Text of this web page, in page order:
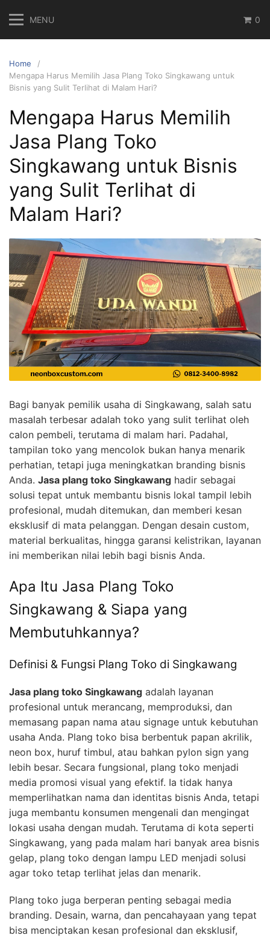
content
MENU 0
Home
Mengapa Harus Memilih Jasa Plang Toko Singkawang untuk
Bisnis yang Sulit Terlihat di Malam Hari?
Mengapa Harus Memilih
Jasa Plang Toko
Singkawang untuk Bisnis
yang Sulit Terlihat di
Malam Hari?
Bagi banyak pemilik usaha di Singkawang, salah satu
masalah terbesar adalah toko yang sulit terlihat oleh
calon pembeli, terutama di malam hari. Padahal,
tampilan toko yang mencolok bukan hanya menarik
perhatian, tetapi juga meningkatkan branding bisnis
Anda. Jasa plang toko Singkawang hadir sebagai
solusi tepat untuk membantu bisnis lokal tampil lebih
profesional, mudah ditemukan, dan memberi kesan
eksklusif di mata pelanggan. Dengan desain custom,
material berkualitas, hingga garansi kelistrikan, layanan
ini memberikan nilai lebih bagi bisnis Anda.
Apa Itu Jasa Plang Toko
Singkawang & Siapa yang
Membutuhkannya?
Definisi & Fungsi Plang Toko di Singkawang
Jasa plang toko Singkawang adalah layanan
profesional untuk merancang, memproduksi, dan
memasang papan nama atau signage untuk kebutuhan
usaha Anda. Plang toko bisa berbentuk papan akrilik,
neon box, huruf timbul, atau bahkan pylon sign yang
lebih besar. Secara fungsional, plang toko menjadi
media promosi visual yang efektif. Ia tidak hanya
memperlihatkan nama dan identitas bisnis Anda, tetapi
juga membantu konsumen mengenali dan mengingat
lokasi usaha dengan mudah. Terutama di kota seperti
Singkawang, yang pada malam hari banyak area bisnis
gelap, plang toko dengan lampu LED menjadi solusi
agar toko tetap terlihat jelas dan menarik.
Plang toko juga berperan penting sebagai media
branding. Desain, warna, dan pencahayaan yang tepat
bisa menciptakan kesan profesional dan eksklusif,